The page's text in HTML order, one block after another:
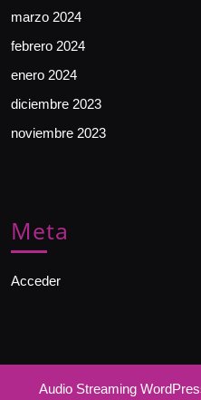
marzo 2024
febrero 2024
enero 2024
diciembre 2023
noviembre 2023
Meta
Acceder
Audio Streaming